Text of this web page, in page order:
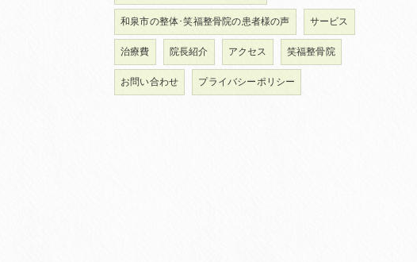
和泉市の整体･笑福整骨院の患者様の声 サービス
治療費 院長紹介 アクセス 笑福整骨院
お問い合わせ プライバシーポリシー